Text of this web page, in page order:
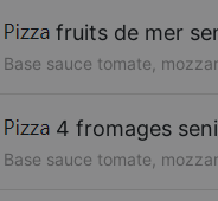
fruits de mer
Base sauce tomate,
4 fromages
Base sauce tomate,